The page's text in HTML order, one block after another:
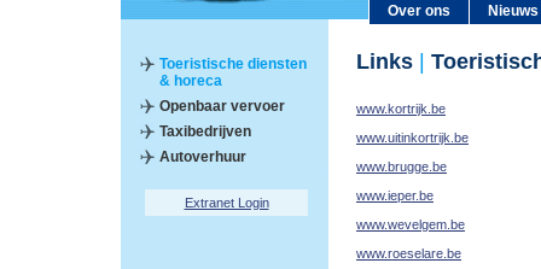
Over ons Nieuws
Toeristische diensten
& horeca
Openbaar vervoer
Taxibedrijven
Autoverhuur
Extranet Login
Links
www.kortrijk.be
www.uitinkortrijk.be
www.brugge.be
www.ieper.be
www.wevelgem.be
www.roeselare.be